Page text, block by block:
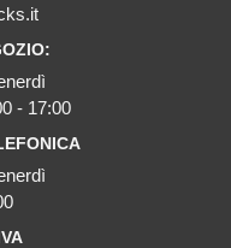
- 17:00